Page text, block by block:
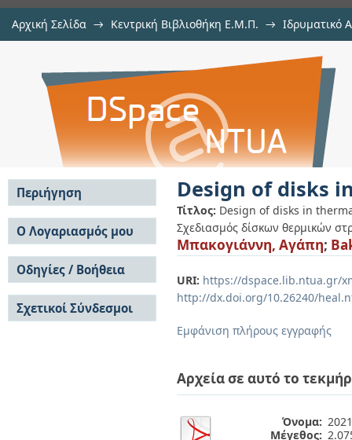
Αρχική Σελίδα → Κεντρική Βιβλιοθήκη Ε.Μ.Π. → Ιδρυματικό
Design of disks in thermal
Design of disks
Τίτλος: Design of disks in
Σχεδιασμός δίσκων θερμικών
Μπακογιάννη, Αγάπη;
URI: https://dspace.lib.ntua.gr/
http://dx.doi.org/10.26240/
Εμφάνιση πλήρους εγγραφής
Αρχεία σε αυτό το
Όνομα:
Μέγεθος:
Περιήγηση
Σε όλο το DSpace
Κοινότητες & Συλλογές
Ανά Ημερομηνία
Έκδοσης
Συγγραφείς
Τίτλοι
Θέματα
Ο Λογαριασμός μου
Σύνδεση
Εγγραφή
Οδηγίες / Βοήθεια
Οδηγίες Υποβολής
Οδηγίες Χρήσης ΙΑ
Συχνές Ερωτήσεις
Σχετικοί Σύνδεσμοι